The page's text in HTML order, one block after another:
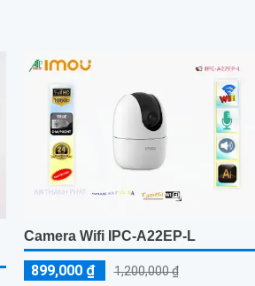
Camera Wifi IPC-A22EP-L
899,000 ₫ 1,200,000 ₫